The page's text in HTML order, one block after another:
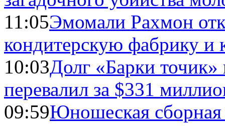
11:05Эмомали Рахмон
кондитерскую фабрику и
10:03Долг «Барки
перевалил за $331
09:59Юношеская